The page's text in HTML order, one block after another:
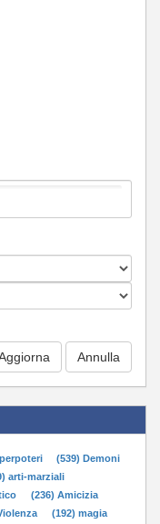
(539) Demoni
arti-marziali
(236) Amicizia
(192) magia